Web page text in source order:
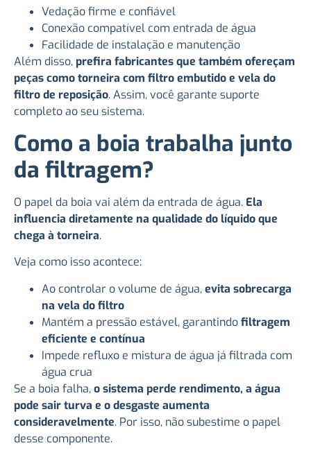
Vedação firme e confiável
Conexão compatível com entrada de água
Facilidade de instalação e manutenção
Além disso, prefira fabricantes que também ofereçam
peças como torneira com filtro embutido e vela do
filtro de reposição. Assim, você garante suporte
completo ao seu sistema.
Como a boia trabalha junto
da filtragem?
O papel da boia vai além da entrada de água. Ela
influencia diretamente na qualidade do líquido que
chega à torneira.
Veja como isso acontece:
Ao controlar o volume de água,evita sobrecarga
na vela do filtro
Mantém a pressão estável, garantindofiltragem
eficiente e contínua
Impede refluxo e mistura de água já filtrada com
água crua
Se a boia falha,o sistema perde rendimento, a água
pode sair turva e o desgaste aumenta
consideravelmente. Por isso, não subestime o papel
desse componente.